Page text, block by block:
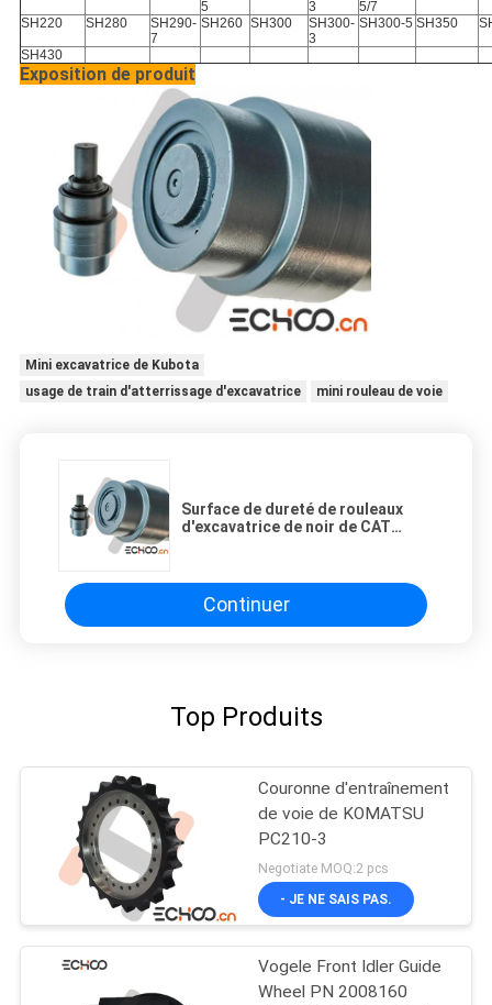
5
3
5/7
SH220 SH280
SH290-
7
SH260 SH300
SH300-
3
SH300-5 SH350
SH430
Exposition de produit
Mini excavatrice de Kubota
usage de train d'atterrissage d'excavatrice
mini rouleau de voie
Surface de dureté de rouleaux
d'excavatrice de noir de CAT
Continuer
Top Produits
Couronne d'entraînement
de voie de KOMATSU
PC210-3
Negotiate MOQ:2 pcs
- JE NE SAIS PAS.
Vogele Front Idler Guide
Wheel PN 2008160